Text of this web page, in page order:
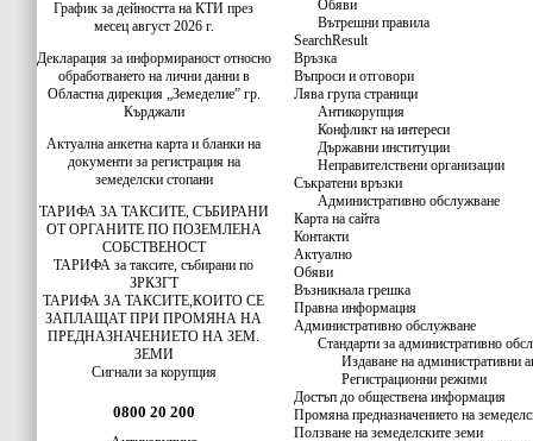
График за дейността на КТИ през
месец август 2026 г.
Декларация за информираност относно
обработването на лични данни в
Областна дирекция „Земеделие” гр.
Кърджали
Актуална анкетна карта и бланки на
документи за регистрация на
земеделски стопани
ТАРИФА ЗА ТАКСИТЕ, СЪБИРАНИ
ОТ ОРГАНИТЕ ПО ПОЗЕМЛЕНА
СОБСТВЕНОСТ
ТАРИФА за таксите, събирани по
ЗРКЗГТ
ТАРИФА ЗА ТАКСИТЕ,КОИТО СЕ
ЗАПЛАЩАТ ПРИ ПРОМЯНА НА
ПРЕДНАЗНАЧЕНИЕТО НА ЗЕМ.
ЗЕМИ
Сигнали за корупция
0800 20 200
Обяви
Вътрешни правила
SearchResult
Връзка
Въпроси и отговори
Лява група страници
Антикорупция
Конфликт на интереси
Държавни институции
Неправителствени организации
Съкратени връзки
Административно обслужване
Карта на сайта
Контакти
Актуално
Обяви
Възникнала грешка
Правна информация
Административно обслужване
Стандарти за административно
Издаване на административни
Регистрационни режими
Достъп до обществена информация
Промяна предназначението на
Ползване на земеделските земи